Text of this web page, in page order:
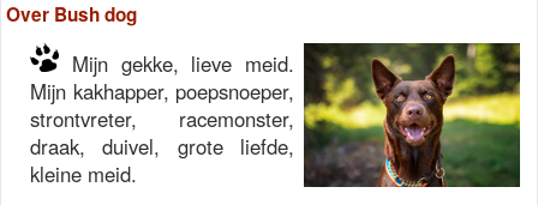
Over Bush dog
Mijn gekke, lieve meid.
Mijn kakhapper, poepsnoeper,
strontvreter, racemonster,
draak, duivel, grote liefde,
kleine meid.